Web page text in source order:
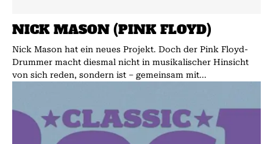
NICK MASON (PINK FLOYD)
Nick Mason hat ein neues Projekt. Doch der Pink Floyd-
Drummer macht diesmal nicht in musikalischer Hinsicht
von sich reden, sondern ist – gemeinsam mit...